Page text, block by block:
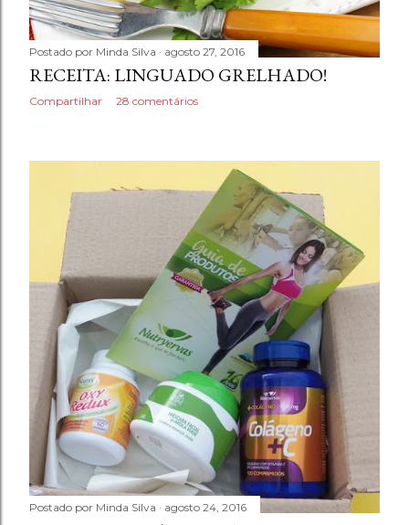
Postado por Minda Silva agosto 27, 2016
RECEITA: LINGUADO GRELHADO!
Compartilhar 28 comentários
Postado por Minda Silva agosto 24, 2016